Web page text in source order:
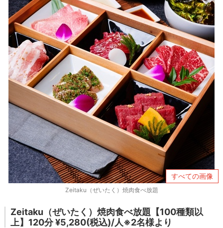
すべての画像
Zeitaku（ぜいたく）焼肉食べ放題
Zeitaku（ぜいたく）焼肉食べ放題【100種類以
上】120分 ¥5,280(税込)/人※2名様より